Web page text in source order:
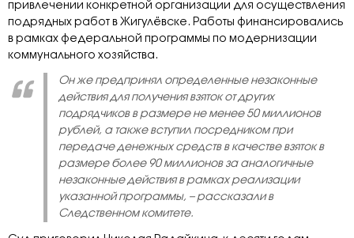
привлечении конкретной организации для осуществления
подрядных работ в Жигулёвске. Работы финансировались
в рамках федеральной программы по модернизации
коммунального хозяйства.
Он же предпринял определенные незаконные
действия для получения взяток от других
подрядчиков в размере не менее 50 миллионов
рублей, а также вступил посредником при
передаче денежных средств в качестве взяток в
размере более 90 миллионов за аналогичные
незаконные действия в рамках реализации
указанной программы, – рассказали в
Следственном комитете.